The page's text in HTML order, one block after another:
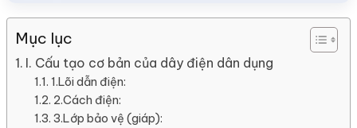
Mục lục
I. Cấu tạo cơ bản của dây điện dân dụng
1.Lõi dẫn điện:
2.Cách điện:
3.Lớp bảo vệ (giáp):